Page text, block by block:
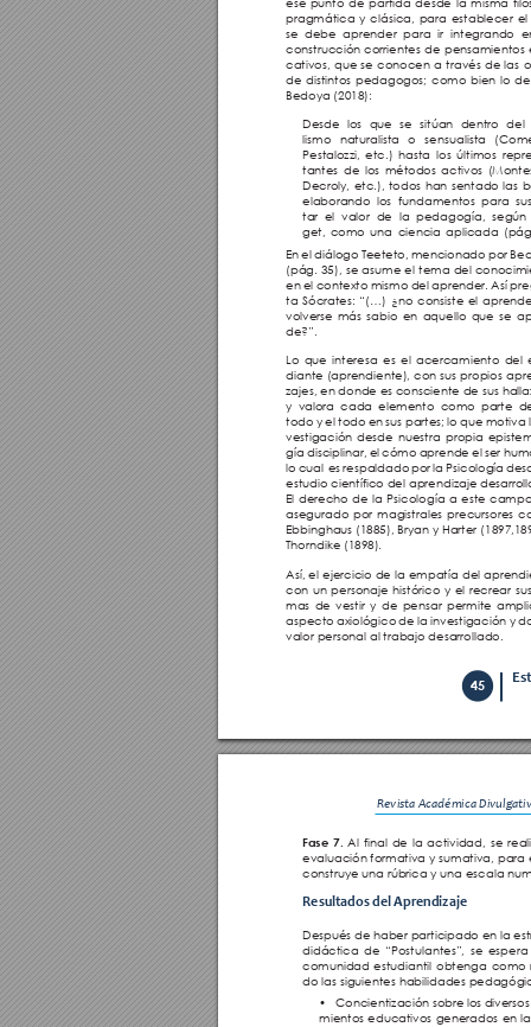
45
ese punto de partida desde la misma
pragmática y clásica, para establecer
se debe aprender para ir integrando
construcción corrientes de pensamientos
cativos, que se conocen a través de las
de distintos pedagogos; como bien lo
Bedoya (2018):
Desde los que se sitúan dentro del
lismo naturalista o sensualista
Pestalozzi, etc.) hasta los últimos
tantes de los métodos activos
Decroly, etc.), todos han sentado las
elaborando los fundamentos para
tar el valor de la pedagogía, según
get, como una ciencia aplicada
En el diálogo Teeteto, mencionado por
(pág. 35), se asume el tema del
en el contexto mismo del aprender. Así
ta Sócrates: “(…) ¿no consiste el
volverse más sabio en aquello que se
de?”.
Lo que interesa es el acercamiento del
diante (aprendiente), con sus propios
zajes, en donde es consciente de sus
y valora cada elemento como parte
todo y el todo en sus partes; lo que motiva
vestigación desde nuestra propia
gía disciplinar, el cómo aprende el ser
lo cual  es respaldado por la Psicología
estudio científico del aprendizaje
El derecho de la Psicología a este
asegurado por magistrales precursores
Ebbinghaus (1885), Bryan y Harter
Thorndike (1898).
Así, el ejercicio de la empatía del
con un personaje histórico y el recrear
mas de vestir y de pensar permite
aspecto axiológico de la investigación y
valor personal al trabajo desarrollado.
Revista Académica
Fase 7. Al final de la actividad, se
evaluación formativa y sumativa, para
construye una rúbrica y una escala
Resultados del Aprendizaje
Después de haber participado en la
didáctica de “Postulantes”, se
comunidad estudiantil obtenga como
do las siguientes habilidades
•
Concientización sobre los
mientos educativos generados en